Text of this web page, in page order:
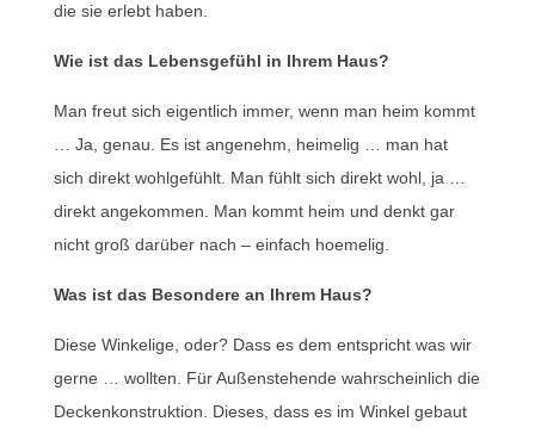
die sie erlebt haben.
Wie ist das Lebensgefühl in Ihrem Haus?
Man freut sich eigentlich immer, wenn man heim kommt
… Ja, genau. Es ist angenehm, heimelig … man hat
sich direkt wohlgefühlt. Man fühlt sich direkt wohl, ja …
direkt angekommen. Man kommt heim und denkt gar
nicht groß darüber nach – einfach hoemelig.
Was ist das Besondere an Ihrem Haus?
Diese Winkelige, oder? Dass es dem entspricht was wir
gerne … wollten. Für Außenstehende wahrscheinlich die
Deckenkonstruktion. Dieses, dass es im Winkel gebaut